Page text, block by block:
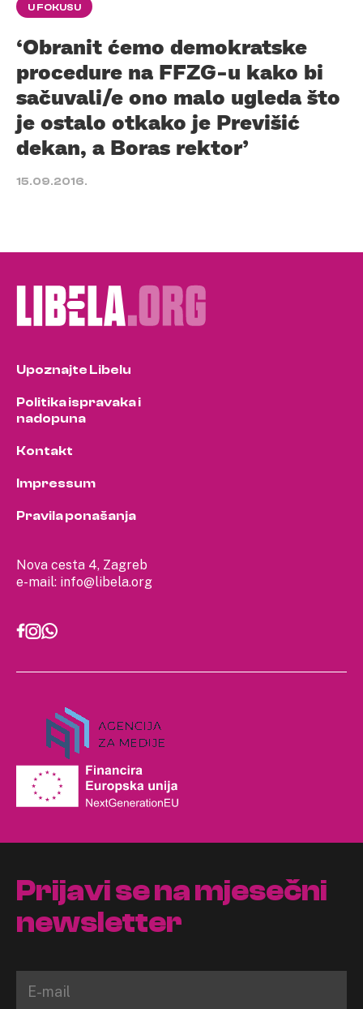
U FOKUSU
‘Obranit ćemo demokratske
procedure na FFZG-u kako bi
sačuvali/e ono malo ugleda što
je ostalo otkako je Previšić
dekan, a Boras rektor’
15.09.2016.
Nova cesta 4, Zagreb
e-mail: info@libela.org
Upoznajte Libelu
Politika ispravaka i
nadopuna
Kontakt
Impressum
Pravila ponašanja
Prijavi se na mjesečni
newsletter